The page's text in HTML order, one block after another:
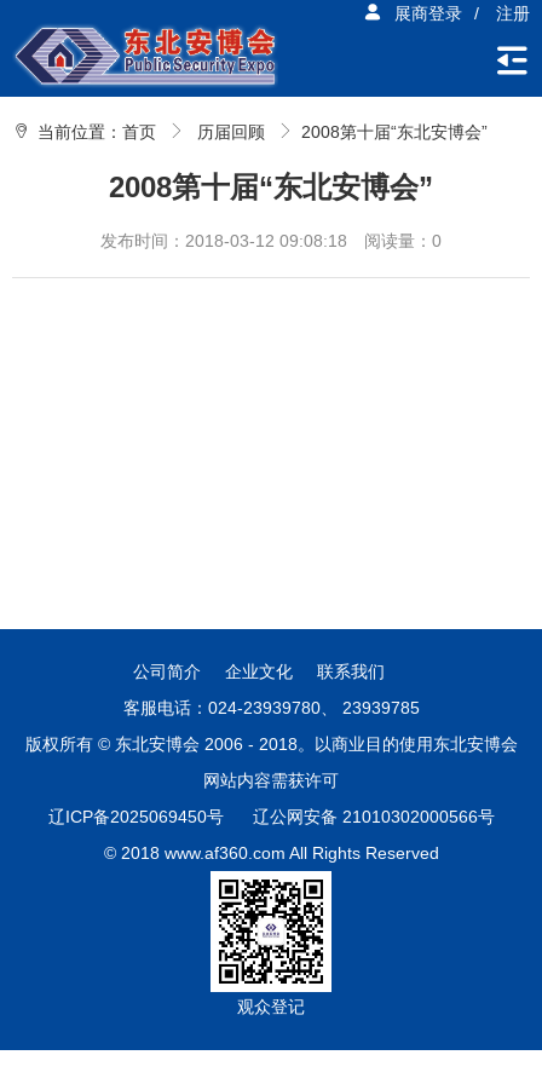
展商登录 / 注册
当前位置： 首页 历届回顾 2008第十届“东北安博会”
2008第十届“东北安博会”
发布时间：2018-03-12 09:08:18 阅读量：0
公司简介 企业文化
联系我们
客服电话：024-23939780、 23939785
版权所有 © 东北安博会 2006 - 2018。以商业目的使用东北安博会
网站内容需获许可
辽ICP备2025069450号
辽公网安备 21010302000566号
© 2018 www.af360.com All Rights Reserved
观众登记